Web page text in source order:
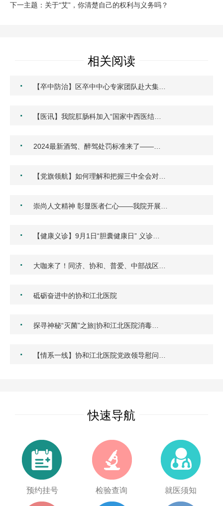
下一主题：关于“艾”，你清楚自己的权利与义务吗？
相关阅读
· 【卒中防治】区卒中中心专家团队赴大集…
· 【医讯】我院肛肠科加入“国家中西医结…
· 2024最新酒驾、醉驾处罚标准来了——…
· 【党旗领航】如何理解和把握三中全会对…
· 崇尚人文精神 彰显医者仁心——我院开展…
· 【健康义诊】9月1日“胆囊健康日” 义诊…
· 大咖来了！同济、协和、普爱、中部战区…
· 砥砺奋进中的协和江北医院
· 探寻神秘“灭菌”之旅|协和江北医院消毒…
· 【情系一线】协和江北医院党政领导慰问…
快速导航
预约挂号 检验查询 就医须知